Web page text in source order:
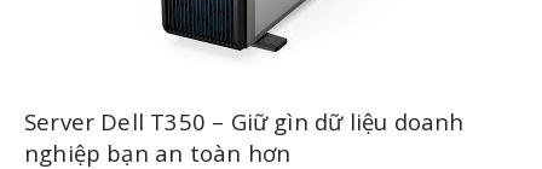
Server Dell T350 – Giữ gìn dữ liệu doanh
nghiệp bạn an toàn hơn